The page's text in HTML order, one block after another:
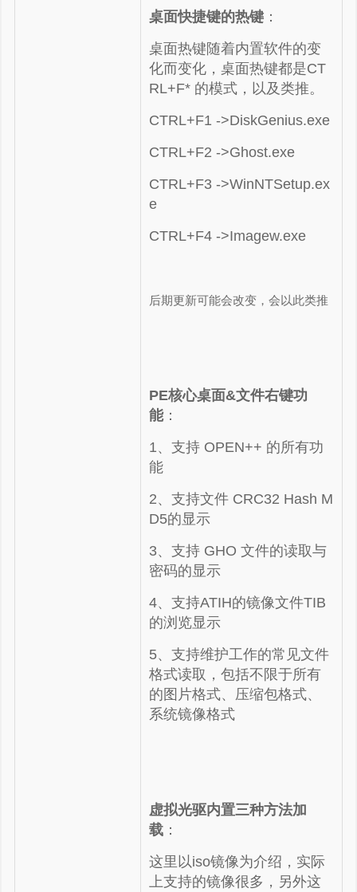
桌面快捷键的热键 ：
桌面热键随着内置软件的变
化而变化，桌面热键都是CT
RL+F* 的模式，以及类推。
CTRL+F1 ->DiskGenius.exe
CTRL+F2 ->Ghost.exe
CTRL+F3 ->WinNTSetup.ex
e
CTRL+F4 ->Imagew.exe
后期更新可能会改变，会以此类推
PE核心桌面&文件右键功
能：
1、支持 OPEN++ 的所有功
能
2、支持文件 CRC32 Hash M
D5的显示
3、支持 GHO 文件的读取与
密码的显示
4、支持ATIH的镜像文件TIB
的浏览显示
5、支持维护工作的常见文件
格式读取，包括不限于所有
的图片格式、压缩包格式、
系统镜像格式
虚拟光驱内置三种方法加
载 ：
这里以iso镜像为介绍，实际
上支持的镜像很多，另外这